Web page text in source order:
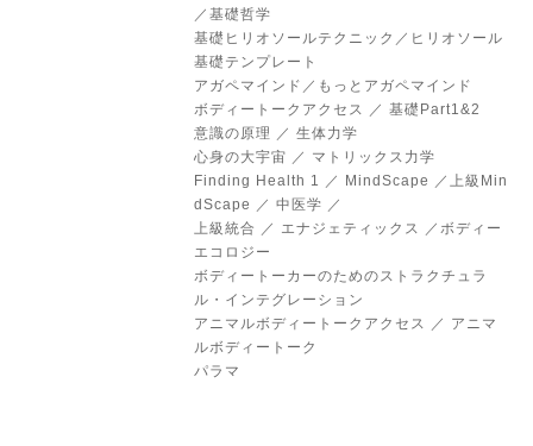
／基礎哲学
基礎ヒリオソールテクニック／ヒリオソール
基礎テンプレート
アガペマインド／もっとアガペマインド
ボディートークアクセス ／ 基礎Part1&2
意識の原理 ／ 生体力学
心身の大宇宙 ／ マトリックス力学
Finding Health 1 ／ MindScape ／上級Min
dScape ／ 中医学 ／
上級統合 ／ エナジェティックス ／ボディー
エコロジー
ボディートーカーのためのストラクチュラ
ル・インテグレーション
アニマルボディートークアクセス ／ アニマ
ルボディートーク
パラマ